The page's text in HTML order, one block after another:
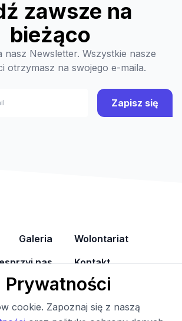
zawsze na
bieżąco
nasz Newsletter. Wszystkie nasze
otrzymasz na swojego e-maila.
Zapisz się
Galeria
Wolontariat
nas
Kontakt
YouTube Facebook
Prywatności
cookie. Zapoznaj się z naszą